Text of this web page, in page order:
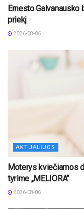
Ernesto Galvanausko
priekį
2026-08-06
AKTUALIJOS
Moterys kviečiamos
tyrime „MELIORA“
2026-08-06